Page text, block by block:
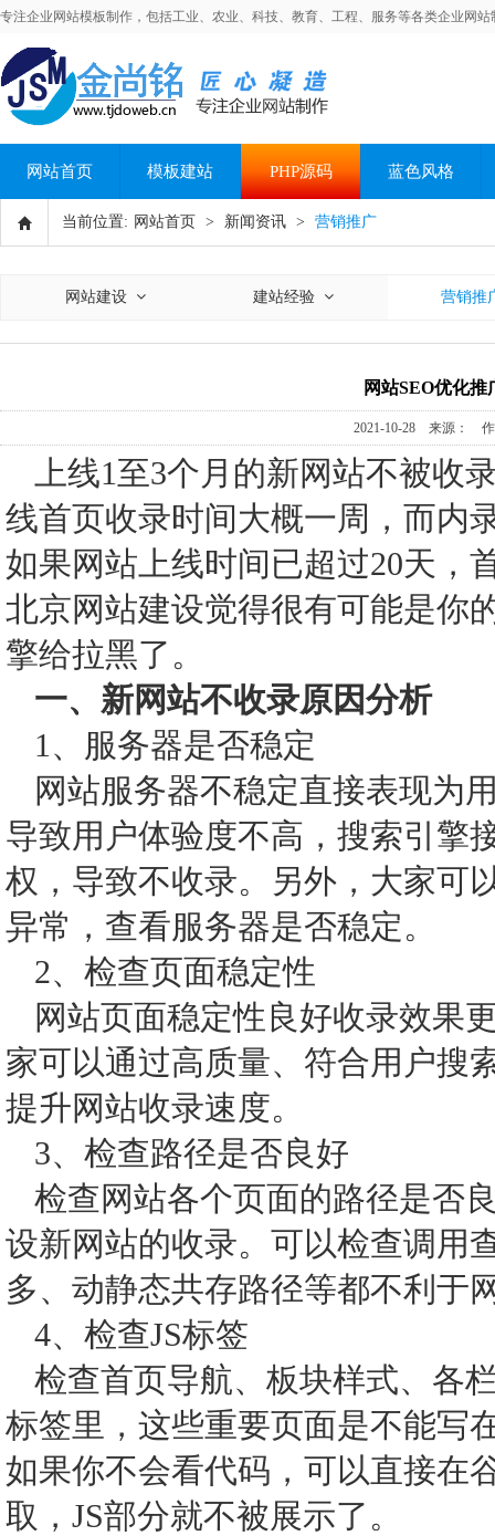
专注企业网站模板制作，包括工业、农业、科技、教育、工程、服务等各类企业网站
网站首页 模板建站 PHP源码 蓝色风格
当前位置: 网站首页 > 新闻资讯 > 营销推广
网站建设 建站经验 营销
网站SEO优化
2021-10-28 来源： 作
上线1至3个月的新网站不被收
线首页收录时间大概一周，而内
如果网站上线时间已超过20天，
北京网站建设觉得很有可能是你
擎给拉黑了。
一、新网站不收录原因分析
1、服务器是否稳定
网站服务器不稳定直接表现为
导致用户体验度不高，搜索引擎
权，导致不收录。另外，大家可
异常，查看服务器是否稳定。
2、检查页面稳定性
网站页面稳定性良好收录效果
家可以通过高质量、符合用户搜
提升网站收录速度。
3、检查路径是否良好
检查网站各个页面的路径是否
设新网站的收录。可以检查调用
多、动静态共存路径等都不利于
4、检查JS标签
检查首页导航、板块样式、各
标签里，这些重要页面是不能写
如果你不会看代码，可以直接在
取，JS部分就不被展示了。